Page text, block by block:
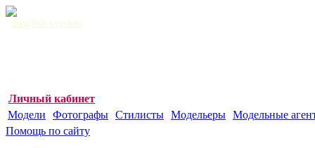
English version
Личный кабинет
Модели
Фотографы Стилисты Модельеры Модельные
Помощь по сайту